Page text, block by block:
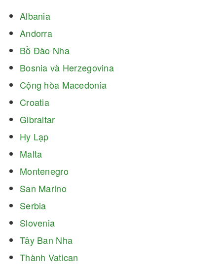
Albania
Andorra
Bồ Đào Nha
Bosnia và Herzegovina
Cộng hòa Macedonia
Croatia
Gibraltar
Hy Lạp
Malta
Montenegro
San Marino
Serbia
Slovenia
Tây Ban Nha
Thành Vatican